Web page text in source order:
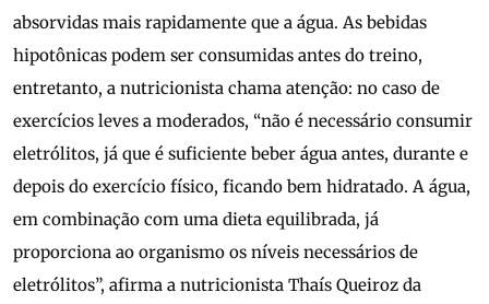
absorvidas mais rapidamente que a água. As bebidas
hipotônicas podem ser consumidas antes do treino,
entretanto, a nutricionista chama atenção: no caso de
exercícios leves a moderados, “não é necessário consumir
eletrólitos, já que é suficiente beber água antes, durante e
depois do exercício físico, ficando bem hidratado. A água,
em combinação com uma dieta equilibrada, já
proporciona ao organismo os níveis necessários de
eletrólitos”, afirma a nutricionista Thaís Queiroz da